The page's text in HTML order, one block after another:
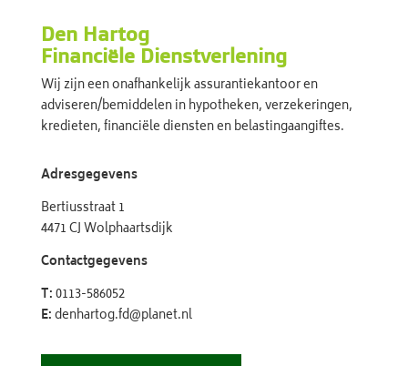
Den Hartog
Financiële Dienstverlening
Wij zijn een onafhankelijk assurantiekantoor en
adviseren/bemiddelen in hypotheken, verzekeringen,
kredieten, financiële diensten en belastingaangiftes.
Adresgegevens
Bertiusstraat 1
4471 CJ Wolphaartsdijk
Contactgegevens
T:0113-586052
E:denhartog.fd@planet.nl